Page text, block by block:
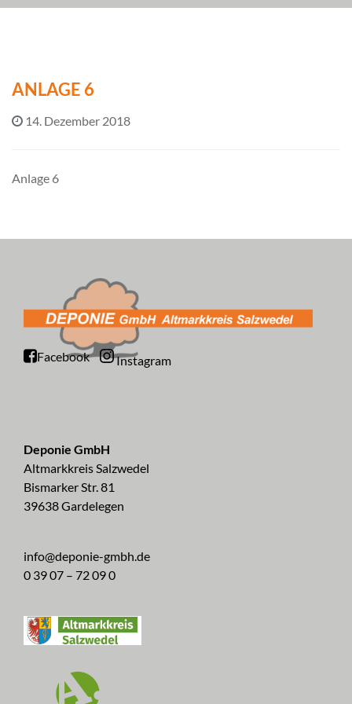
ANLAGE 6
14. Dezember 2018
Anlage 6
Facebook Instagram
Deponie GmbH
Altmarkkreis Salzwedel
Bismarker Str. 81
39638 Gardelegen
info@deponie-gmbh.de
0 39 07 – 72 09 0